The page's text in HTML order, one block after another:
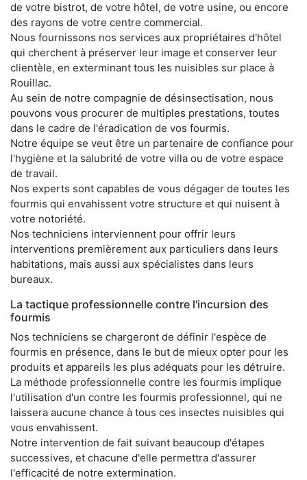
de votre bistrot, de votre hôtel, de votre usine, ou encore
des rayons de votre centre commercial.
Nous fournissons nos services aux propriétaires d'hôtel
qui cherchent à préserver leur image et conserver leur
clientèle, en exterminant tous les nuisibles sur place à
Rouillac.
Au sein de notre compagnie de désinsectisation, nous
pouvons vous procurer de multiples prestations, toutes
dans le cadre de l'éradication de vos fourmis.
Notre équipe se veut être un partenaire de confiance pour
l'hygiène et la salubrité de votre villa ou de votre espace
de travail.
Nos experts sont capables de vous dégager de toutes les
fourmis qui envahissent votre structure et qui nuisent à
votre notoriété.
Nos techniciens interviennent pour offrir leurs
interventions premièrement aux particuliers dans leurs
habitations, mais aussi aux spécialistes dans leurs
bureaux.
La tactique professionnelle contre l'incursion des
fourmis
Nos techniciens se chargeront de définir l'espèce de
fourmis en présence, dans le but de mieux opter pour les
produits et appareils les plus adéquats pour les détruire.
La méthode professionnelle contre les fourmis implique
l'utilisation d'un contre les fourmis professionnel, qui ne
laissera aucune chance à tous ces insectes nuisibles qui
vous envahissent.
Notre intervention de fait suivant beaucoup d'étapes
successives, et chacune d'elle permettra d'assurer
l'efficacité de notre extermination.